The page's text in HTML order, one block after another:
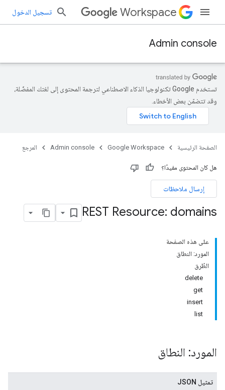
Workspace تسجيل الدخول
Admin console
تستخدم Google تكنولوجيا الذكاء الاصطناعي لترجمة المحتوى إلى لغتك المفضّلة،
وقد تتضمّن بعض الأخطاء.
الصفحة الرئيسية Google Workspace
Admin console المرجع
هل كان المحتوى مفيدًا؟
إرسال ملاحظات
REST Resource: domains
على هذه الصفحة
المورد: النطاق
الطُرق
delete
get
insert
list
المورد: النطاق
تمثيل JSON